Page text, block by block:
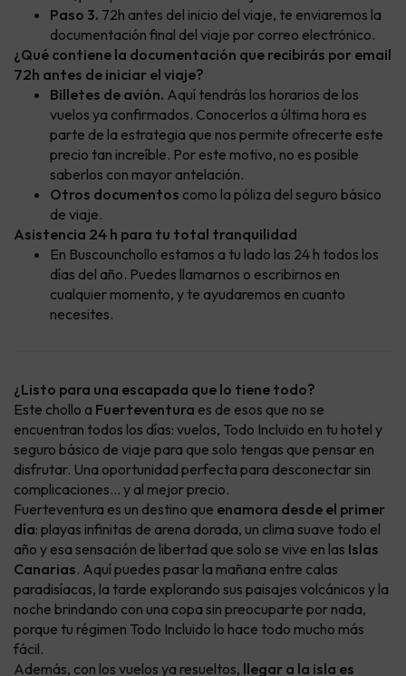
Paso 3. 72h antes del inicio del viaje, te enviaremos la
documentación final del viaje por correo electrónico.
¿Qué contiene la documentación que recibirás por email
72h antes de iniciar el viaje?
Billetes de avión. Aquí tendrás los horarios de los
vuelos ya confirmados. Conocerlos a última hora es
parte de la estrategia que nos permite ofrecerte este
precio tan increíble. Por este motivo, no es posible
saberlos con mayor antelación.
Otros documentos como la póliza del seguro básico
de viaje.
Asistencia 24 h para tu total tranquilidad
En Buscounchollo estamos a tu lado las 24 h todos los
días del año. Puedes llamarnos o escribirnos en
cualquier momento, y te ayudaremos en cuanto
necesites.
¿Listo para una escapada que lo tiene todo?
Este chollo a Fuerteventura es de esos que no se
encuentran todos los días: vuelos, Todo Incluido en tu hotel y
seguro básico de viaje para que solo tengas que pensar en
disfrutar. Una oportunidad perfecta para desconectar sin
complicaciones… y al mejor precio.
Fuerteventura es un destino que enamora desde el primer
día: playas infinitas de arena dorada, un clima suave todo el
año y esa sensación de libertad que solo se vive en las Islas
Canarias. Aquí puedes pasar la mañana entre calas
paradisíacas, la tarde explorando sus paisajes volcánicos y la
noche brindando con una copa sin preocuparte por nada,
porque tu régimen Todo Incluido lo hace todo mucho más
fácil.
Además, con los vuelos ya resueltos, llegar a la isla es